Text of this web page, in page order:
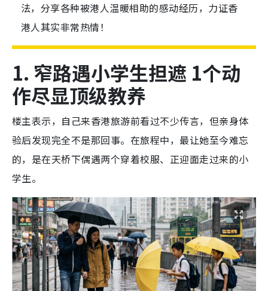
法，分享各种被港人温暖相助的感动经历，力证香
港人其实非常热情！
1. 窄路遇小学生担遮 1个动
作尽显顶级教养
楼主表示，自己来香港旅游前看过不少传言，但亲身体
验后发现完全不是那回事。在旅程中，最让她至今难忘
的，是在天桥下偶遇两个穿着校服、正迎面走过来的小
学生。